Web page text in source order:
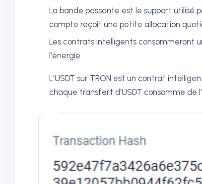
La bande passante est le support utilisé
compte reçoit une petite allocation
Les contrats intelligents consommeront
l'énergie.
L'USDT sur TRON est un contrat
chaque transfert d'USDT consomme de